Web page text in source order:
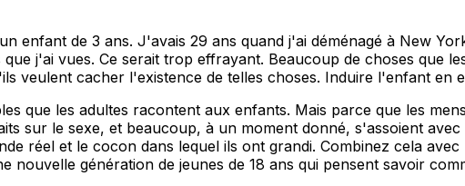
enfant de 3 ans. J'avais 29 ans quand j'ai déménagé à New
j'ai vues. Ce serait trop effrayant. Beaucoup de choses que
veulent cacher l'existence de telles choses. Induire l'enfant en
que les adultes racontent aux enfants. Mais parce que les
sur le sexe, et beaucoup, à un moment donné, s'assoient
réel et le cocon dans lequel ils ont grandi. Combinez cela
génération de jeunes de 18 ans qui pensent savoir